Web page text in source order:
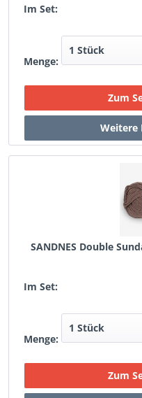
Im Set:
Menge:
SANDNES Double
Im Set:
Menge: